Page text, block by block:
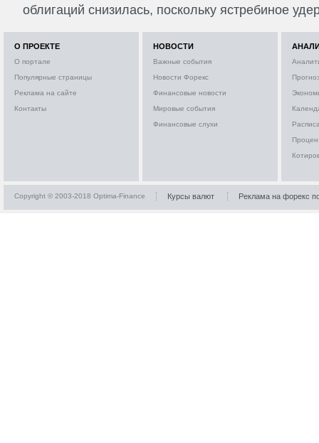
облигаций снизилась, поскольку ястребиное
О ПРОЕКТЕ
О портале
Популярные страницы
Реклама на сайте
Контакты
НОВОСТИ
Важные события
Новости Форекс
Финансовые новости
Мировые события
Финансовые слухи
Copyright © 2003-2018 Optima-Finance Курсы валют Реклама на форекс